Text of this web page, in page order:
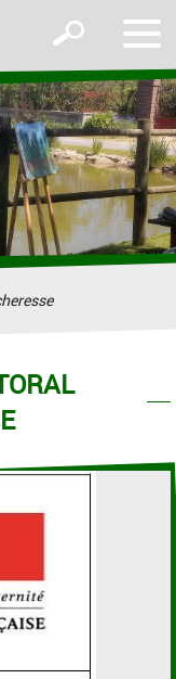
le
Afficher
formulaire
de
recherche